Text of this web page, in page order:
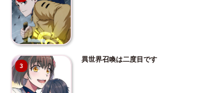
3
異世界召喚は二度目です